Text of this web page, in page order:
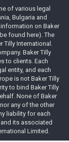
of various legal
Bulgaria and
on Baker
found here). The
Tilly International.
Baker Tilly
to clients. Each
entity, and each
is not Baker Tilly
to bind Baker Tilly
None of Baker
any of the other
liability for each
its associated
Limited.